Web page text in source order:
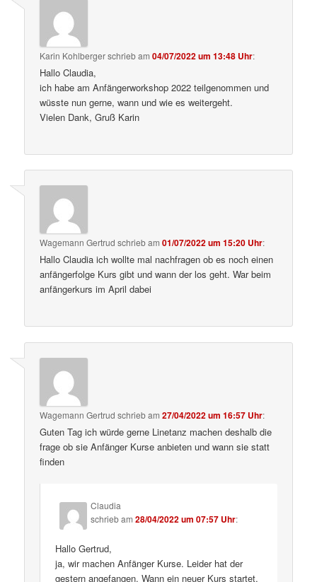
Karin Kohlbergerschriebam04/07/2022 um 13:48 Uhr:
Hallo Claudia,
ich habe am Anfängerworkshop 2022 teilgenommen und
wüsste nun gerne, wann und wie es weitergeht.
Vielen Dank, Gruß Karin
Wagemann Gertrud schriebam01/07/2022 um 15:20 Uhr:
Hallo Claudia ich wollte mal nachfragen ob es noch einen
anfängerfolge Kurs gibt und wann der los geht. War beim
anfängerkurs im April dabei
Wagemann Gertrud schriebam27/04/2022 um 16:57 Uhr:
Guten Tag ich würde gerne Linetanz machen deshalb die
frage ob sie Anfänger Kurse anbieten und wann sie statt
finden
Claudia
schriebam28/04/2022 um 07:57 Uhr:
Hallo Gertrud,
ja, wir machen Anfänger Kurse. Leider hat der
gestern angefangen. Wann ein neuer Kurs startet,